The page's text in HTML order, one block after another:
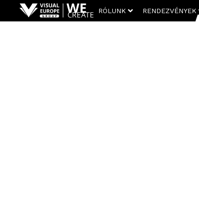
RÓLUNK RENDEZVÉNYEK